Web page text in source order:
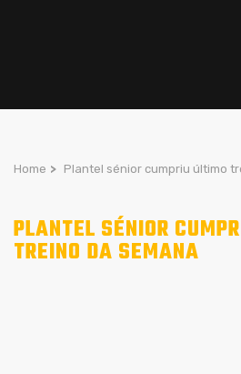
Home > Plantel sénior cumpriu último
PLANTEL SÉNIOR
TREINO DA SEMANA